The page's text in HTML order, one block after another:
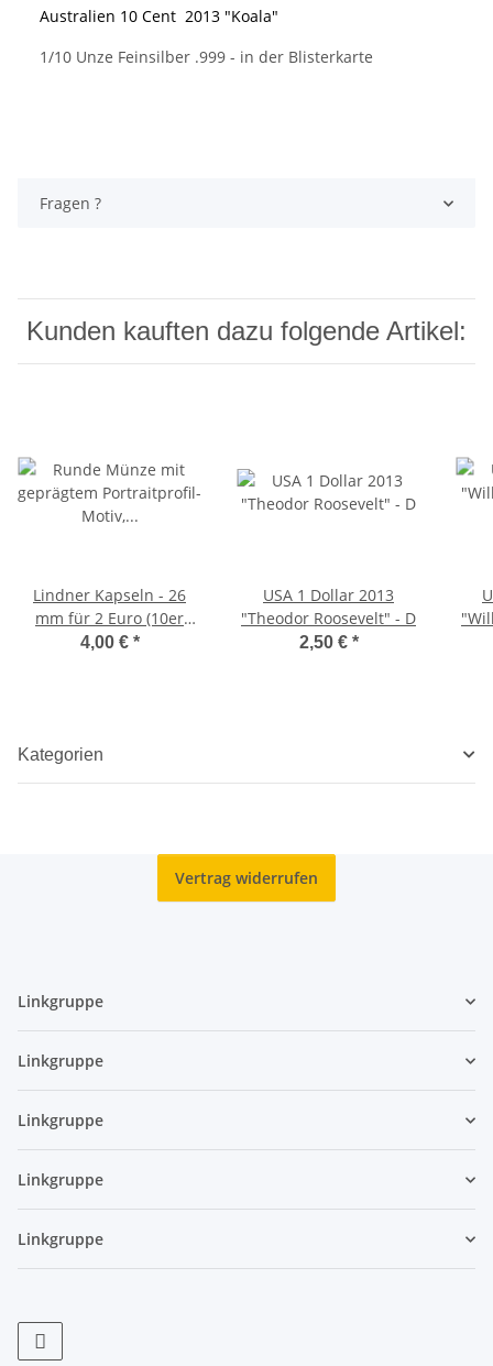
Australien 10 Cent 2013 "Koala"
1/10 Unze Feinsilber .999 - in der Blisterkarte
Fragen ?
Kunden kauften dazu folgende Artikel:
Lindner Kapseln - 26
mm für 2 Euro (10er
Pack)
4,00 € *
USA 1 Dollar 2013
"Theodor Roosevelt" - D
2,50 € *
Kategorien
Vertrag widerrufen
Linkgruppe
Linkgruppe
Linkgruppe
Linkgruppe
Linkgruppe